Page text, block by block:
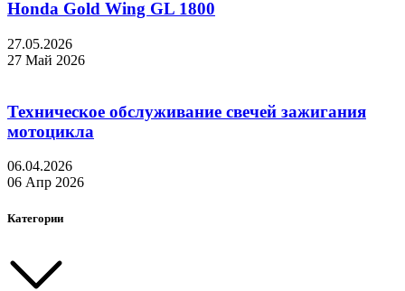
Honda Gold Wing GL 1800
27.05.2026
27 Май 2026
Техническое обслуживание свечей зажигания
мотоцикла
06.04.2026
06 Апр 2026
Категории